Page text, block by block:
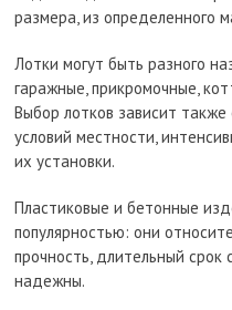
размера, из определенного
Лотки могут быть разного
гаражные, прикромочные,
Выбор лотков зависит
условий местности,
их установки.
Пластиковые и бетонные
популярностью: они
прочность, длительный срок
надежны.